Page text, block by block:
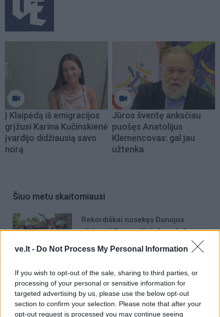
ve.lt - Do Not Process My Personal Information
If you wish to opt-out of the sale, sharing to third parties, or
processing of your personal or sensitive information for
targeted advertising by us, please use the below opt-out
section to confirm your selection. Please note that after your
opt-out request is processed you may continue seeing
Į Klaipėdą iš emigracijos
grįžusi Karina Kučinskienė
įvardijo didžiausią savo
norą
Jūros šventę anksčiau
puošęs Anatolijus
Klemencovas: gal jau
užtenka
Šiuo metu skaitomiausi
Rekordiškai nusekęs Dunojus
atidengė II pasaulinio karo laikų
vaidmenys išliks Lietuvos teatro
istorijoje“
„Fūristas“ į judrią sankryžą įlėkė „ant